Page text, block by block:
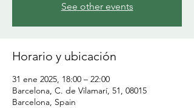
See other events
Horario y ubicación
31 ene 2025, 18:00 – 22:00
Barcelona, C. de Vilamarí, 51, 08015
Barcelona, Spain